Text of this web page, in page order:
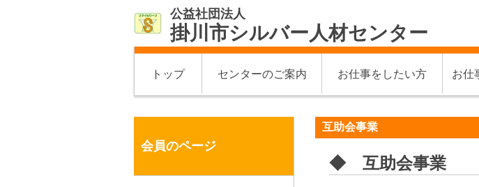
公益社団法人
掛川市シルバー人材センター
トップ センターのご案内 お仕事をしたい方 お仕
互助会事業
◆ 互助会事業
会員のページ